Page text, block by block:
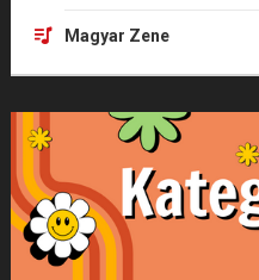
Magyar Zene